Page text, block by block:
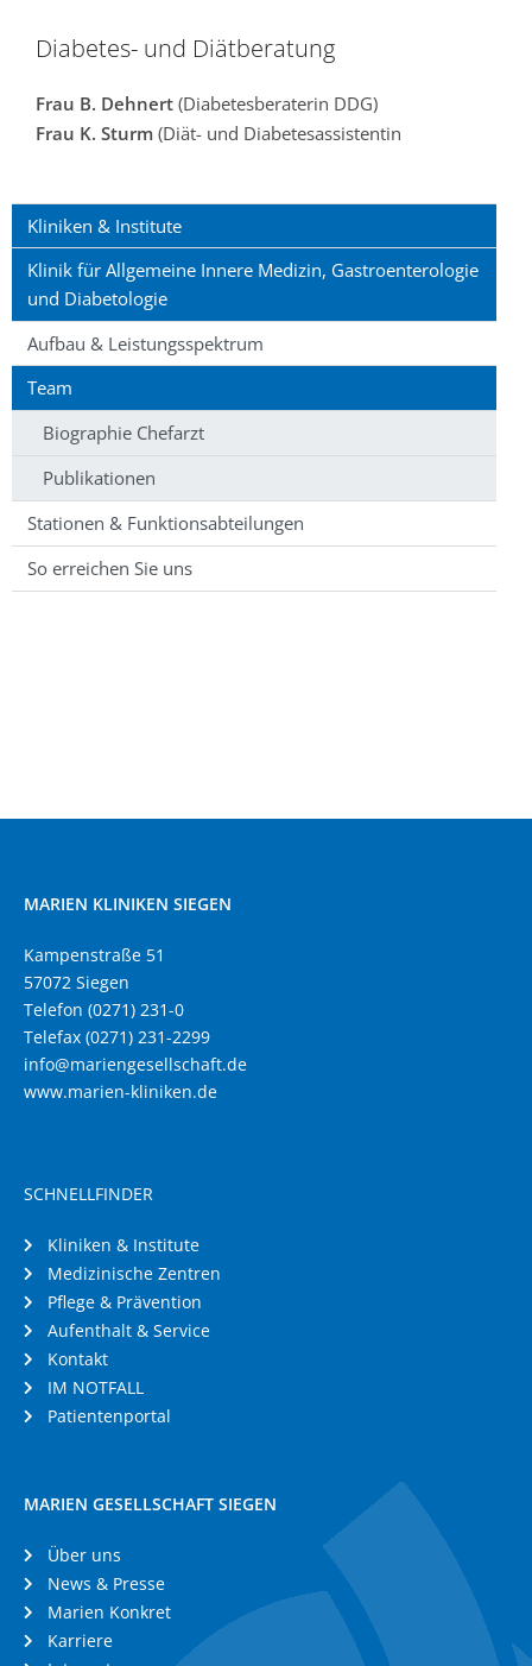
Diabetes- und Diätberatung
Frau B. Dehnert (Diabetesberaterin DDG)
Frau K. Sturm (Diät- und Diabetesassistentin
Kliniken & Institute
Klinik für Allgemeine Innere Medizin, Gastroenterologie
und Diabetologie
Aufbau & Leistungsspektrum
Team
Biographie Chefarzt
Publikationen
Stationen & Funktionsabteilungen
So erreichen Sie uns
MARIEN KLINIKEN SIEGEN
Kampenstraße 51
57072 Siegen
Telefon (0271) 231-0
Telefax (0271) 231-2299
info@mariengesellschaft.de
www.marien-kliniken.de
SCHNELLFINDER
Kliniken & Institute
Medizinische Zentren
Pflege & Prävention
Aufenthalt & Service
Kontakt
IM NOTFALL
Patientenportal
MARIEN GESELLSCHAFT SIEGEN
Über uns
News & Presse
Marien Konkret
Karriere